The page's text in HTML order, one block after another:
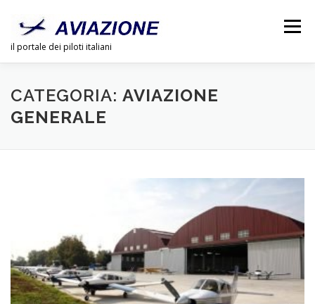
contenuto
il portale dei piloti italiani
Menu
CHI SIAMO PUBBLICITÀ LINK
CATEGORIA: AVIAZIONE
GENERALE